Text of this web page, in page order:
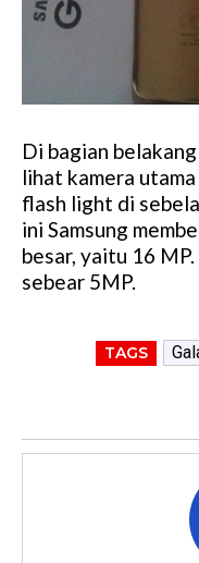
Di bagian
lihat kamera
flash light di
ini Samsung
besar, yaitu 16
sebear 5MP.
TAGS